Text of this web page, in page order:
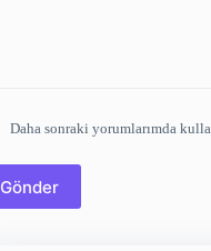
Daha sonraki yorumlarımda
Gönder